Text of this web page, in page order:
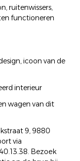
ruitenwissers,
functioneren
icoon van de
interieur
wagen van dit
9, 9880
via
Bezoek